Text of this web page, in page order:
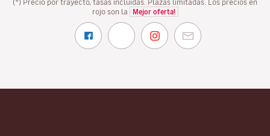
(*) Precio por trayecto, tasas incluidas. Plazas limitadas. Los precios en
rojo son la
Mejor oferta!